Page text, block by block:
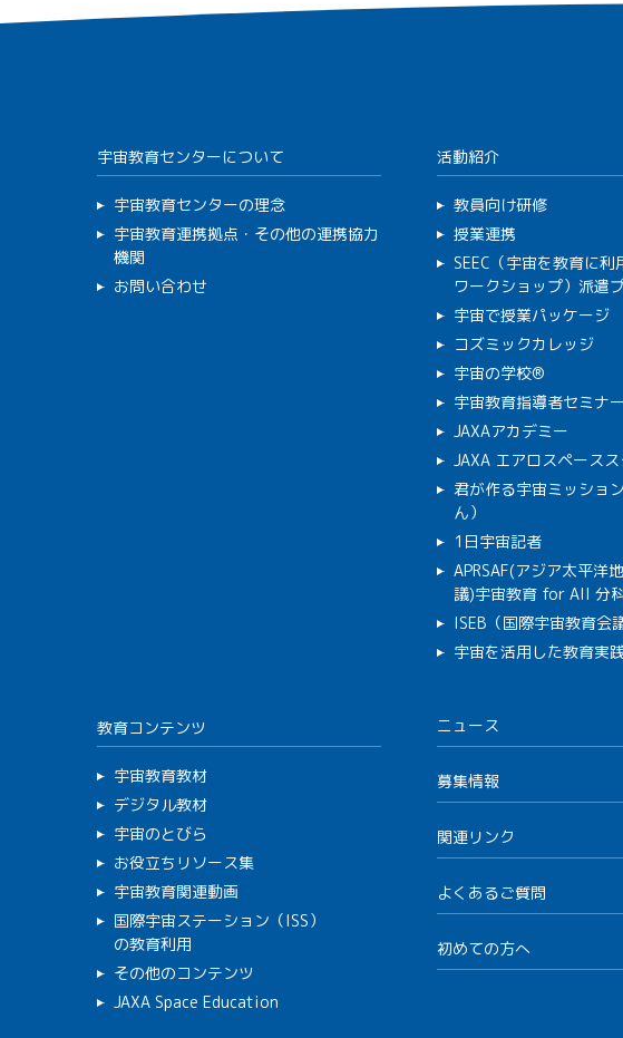
宇宙教育センターについて
宇宙教育センターの理念
宇宙教育連携拠点・その他の連携協力
機関
お問い合わせ
活動紹介
教員向け研修
授業連携
SEEC（宇宙を教育に利
ワークショップ）派遣
宇宙で授業パッケージ
コズミックカレッジ
宇宙の学校®
宇宙教育指導者セミナー
JAXAアカデミー
JAXA エアロスペース
君が作る宇宙ミッショ
ん）
1日宇宙記者
APRSAF(アジア太平洋
議)宇宙教育 for All 分
ISEB（国際宇宙教育会
宇宙を活用した教育実
教育コンテンツ
宇宙教育教材
デジタル教材
宇宙のとびら
お役立ちリソース集
宇宙教育関連動画
国際宇宙ステーション（ISS）
の教育利用
その他のコンテンツ
JAXA Space Education
ニュース
募集情報
関連リンク
よくあるご質問
初めての方へ